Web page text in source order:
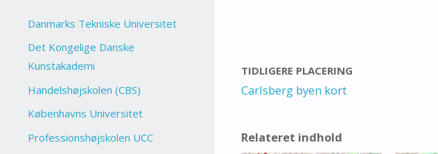
TIDLIGERE PLACERING
Carlsberg byen kort
Relateret indhold
Danmarks Tekniske Universitet
Det Kongelige Danske
Kunstakademi
Handelshøjskolen (CBS)
Københavns Universitet
Professionshøjskolen UCC